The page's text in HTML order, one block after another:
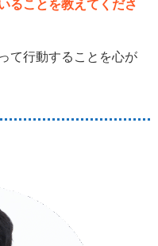
ることを教えてくださ
て行動することを心が